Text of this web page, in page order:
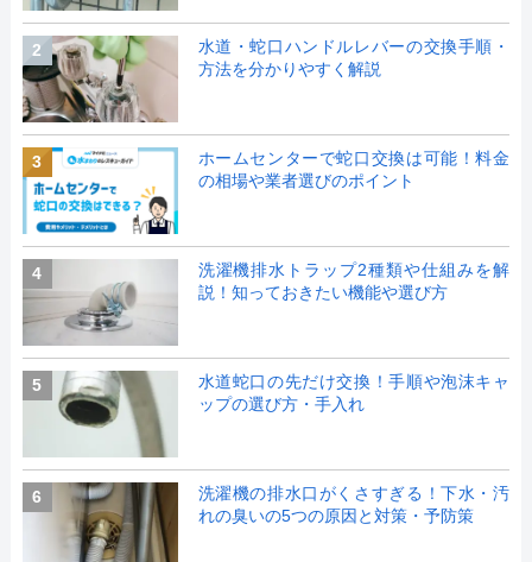
2
水道・蛇口ハンドルレバーの交換手順・
方法を分かりやすく解説
3
ホームセンターで蛇口交換は可能！料金
の相場や業者選びのポイント
4
洗濯機排水トラップ2種類や仕組みを解
説！知っておきたい機能や選び方
5
水道蛇口の先だけ交換！手順や泡沫キャ
ップの選び方・手入れ
6
洗濯機の排水口がくさすぎる！下水・汚
れの臭いの5つの原因と対策・予防策